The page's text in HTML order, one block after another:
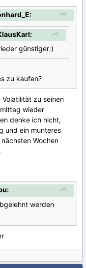
günstiger:)
zu kaufen?
zu seinen
wieder
denke ich nicht,
und ein munteres
Wochen
werden